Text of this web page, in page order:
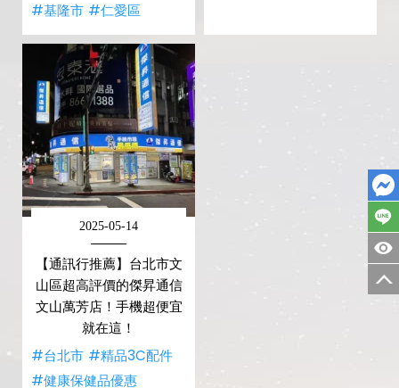
#基隆市 #仁愛區
2025-05-14
【通訊行推薦】台北市文
山區超高評價的傑昇通信
文山萬芳店！手機超便宜
就在這！
#台北市 #精品3C配件
#健康保健品優惠